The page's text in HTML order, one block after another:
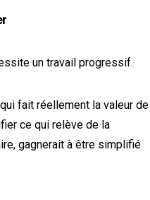
un travail progressif.
fait réellement la valeur de
ce qui relève de la
gagnerait à être simplifié